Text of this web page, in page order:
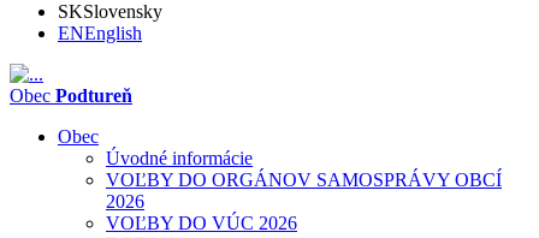
SKSlovensky
ENEnglish
Obec Podtureň
Obec
Úvodné informácie
VOĽBY DO ORGÁNOV SAMOSPRÁVY OBCÍ
2026
VOĽBY DO VÚC 2026